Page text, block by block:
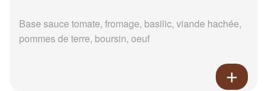
Base sauce tomate, fromage, basilic, viande hachée,
pommes de terre, boursin, oeuf